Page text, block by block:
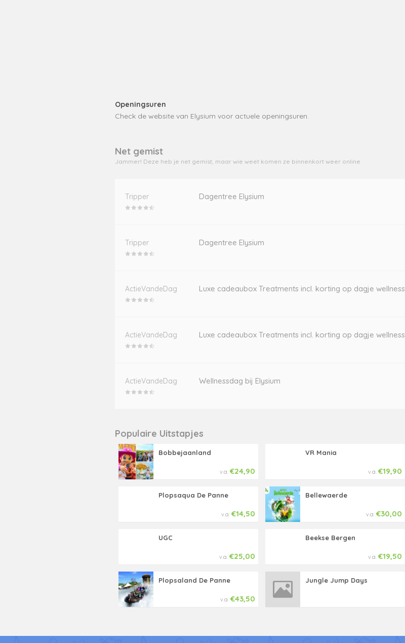
Openingsuren
Check de website van Elysium voor actuele openingsuren.
Net gemist
Jammer! Deze heb je net gemist, maar wie weet komen ze binnenkort weer online
Tripper Dagentree Elysium
Tripper Dagentree Elysium
ActieVandeDag Luxe cadeaubox Treatments incl. korting op dagje wellness
ActieVandeDag Luxe cadeaubox Treatments incl. korting op dagje wellness
ActieVandeDag Wellnessdag bij Elysium
Populaire Uitstapjes
Bobbejaanland
v.a. €24,90
VR Mania
v.a. €19,90
Plopsaqua De Panne
v.a. €14,50
Bellewaerde
v.a. €30,00
UGC
v.a. €25,00
Beekse Bergen
v.a. €19,50
Plopsaland De Panne
v.a. €43,50
Jungle Jump Days